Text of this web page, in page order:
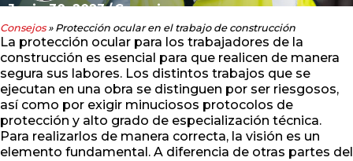
Junio 30, 2023/Consejos
Consejos» Protección ocular en el trabajo de construcción
La protección ocular para los trabajadores de la
construcción es esencial para que realicen de manera
segura sus labores. Los distintos trabajos que se
ejecutan en una obra se distinguen por ser riesgosos,
así como por exigir minuciosos protocolos de
protección y alto grado de especialización técnica.
Para realizarlos de manera correcta, la visión es un
elemento fundamental. A diferencia de otras partes del